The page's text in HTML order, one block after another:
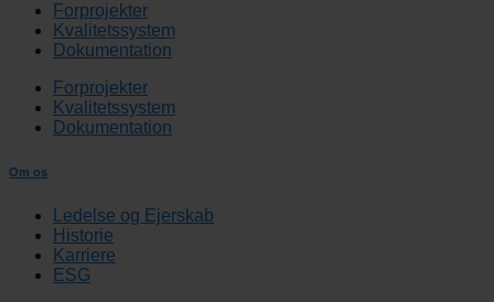
Forprojekter
Kvalitetssystem
Dokumentation
Forprojekter
Kvalitetssystem
Dokumentation
Om os
Ledelse og Ejerskab
Historie
Karriere
ESG